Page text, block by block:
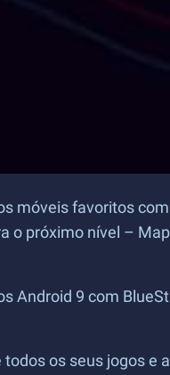
móveis favoritos
o próximo nível –
Android 9 com
os seus jogos e